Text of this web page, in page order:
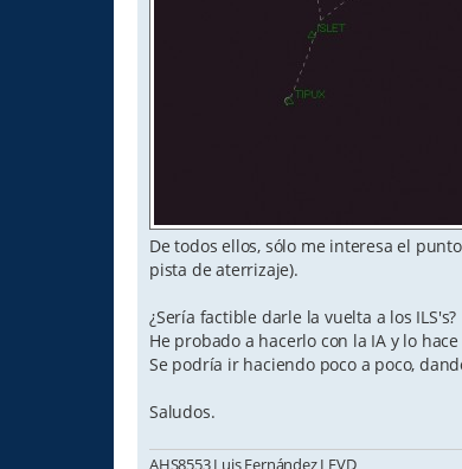
De todos ellos, sólo me interesa el
pista de aterrizaje).
¿Sería factible darle la vuelta a los ILS's?
He probado a hacerlo con la IA y lo
Se podría ir haciendo poco a poco,
Saludos.
AHS8553 Luis Fernández LEVD